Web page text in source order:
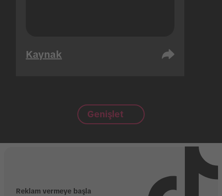
Kaynak
Genişlet
Reklam vermeye başla